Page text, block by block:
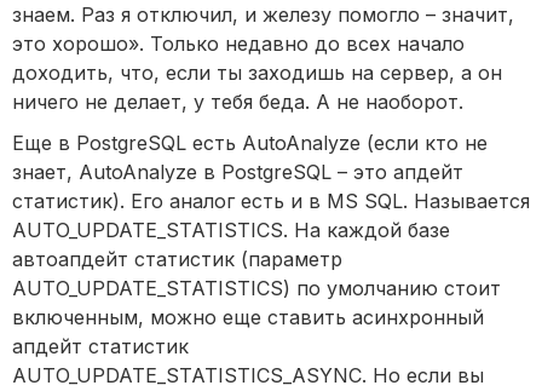
знаем. Раз я отключил, и железу помогло – значит,
это хорошо». Только недавно до всех начало
доходить, что, если ты заходишь на сервер, а он
ничего не делает, у тебя беда. А не наоборот.
Еще в PostgreSQL есть AutoAnalyze (если кто не
знает, AutoAnalyze в PostgreSQL – это апдейт
статистик). Его аналог есть и в MS SQL. Называется
AUTO_UPDATE_STATISTICS. На каждой базе
автоапдейт статистик (параметр
AUTO_UPDATE_STATISTICS) по умолчанию стоит
включенным, можно еще ставить асинхронный
апдейт статистик
AUTO_UPDATE_STATISTICS_ASYNC. Но если вы